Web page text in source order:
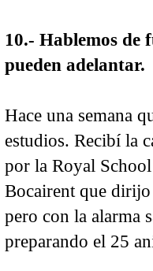
10.- Hablemos de
pueden adelantar.
Hace una semana
estudios. Recibí la
por la Royal
Bocairent que
pero con la alarma
preparando el 25